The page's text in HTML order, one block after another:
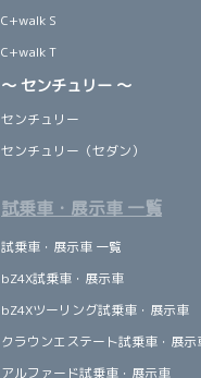
C+walk S
C+walk T
～ センチュリー ～
センチュリー
センチュリー（セダン）
試乗車・展示車 一覧
試乗車・展示車 一覧
bZ4X試乗車・展示車
bZ4Xツーリング試乗車・展示車
クラウンエステート試乗車・展示
アルファード試乗車・展示車